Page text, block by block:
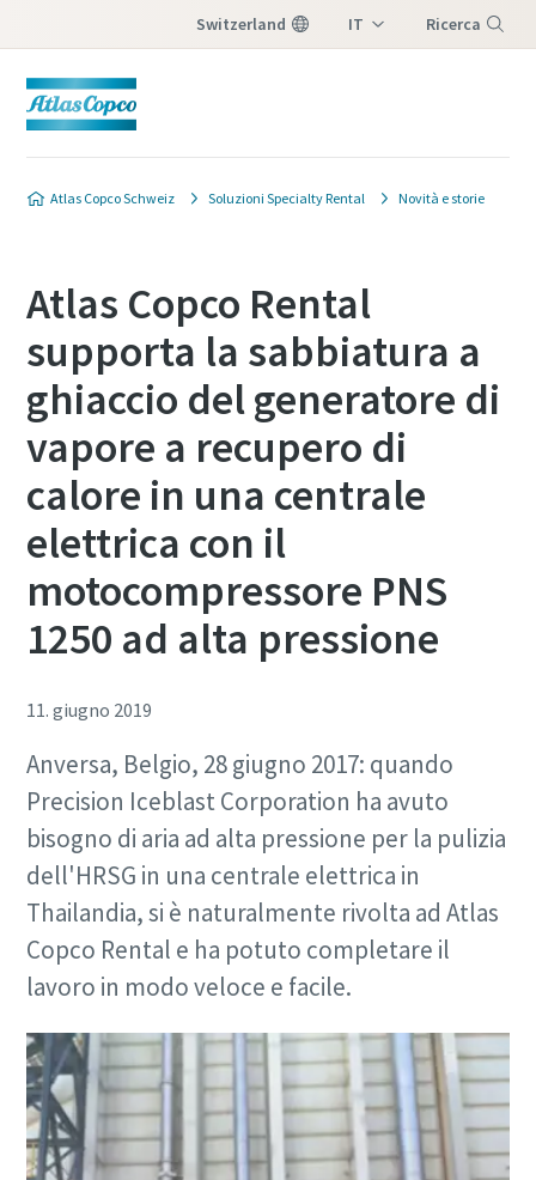
Switzerland IT Ricerca
Atlas Copco Schweiz Soluzioni Specialty Rental Novità e storie
Atlas Copco Rental
supporta la sabbiatura a
ghiaccio del generatore di
vapore a recupero di
calore in una centrale
elettrica con il
motocompressore PNS
1250 ad alta pressione
11. giugno 2019
Anversa, Belgio, 28 giugno 2017: quando
Precision Iceblast Corporation ha avuto
bisogno di aria ad alta pressione per la pulizia
dell'HRSG in una centrale elettrica in
Thailandia, si è naturalmente rivolta ad Atlas
Copco Rental e ha potuto completare il
lavoro in modo veloce e facile.